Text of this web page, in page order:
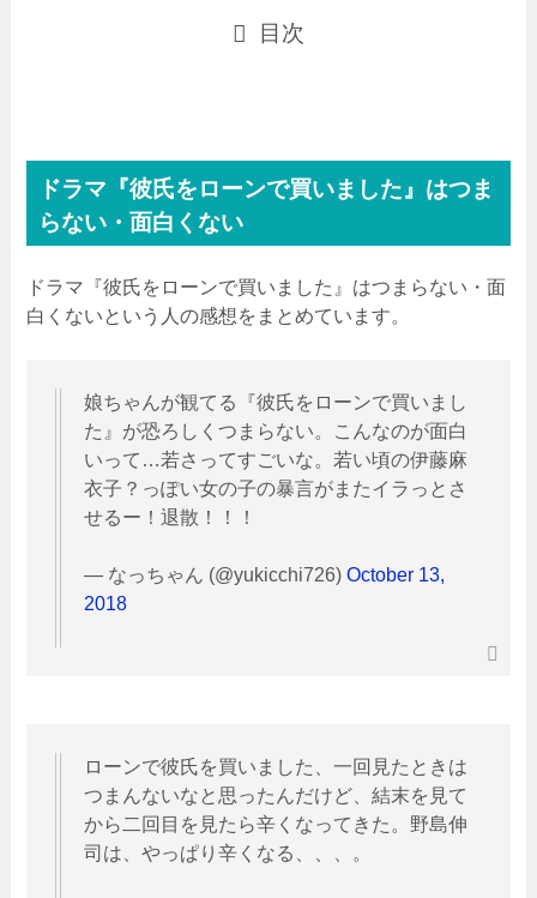
目次
ドラマ『彼氏をローンで買いました』はつま
らない・面白くない
ドラマ『彼氏をローンで買いました』はつまらない・面
白くないという人の感想をまとめています。
娘ちゃんが観てる『彼氏をローンで買いまし
た』が恐ろしくつまらない。こんなのが面白
いって…若さってすごいな。若い頃の伊藤麻
衣子？っぽい女の子の暴言がまたイラっとさ
せるー！退散！！！
— なっちゃん (@yukicchi726)October 13,
2018
ローンで彼氏を買いました、一回見たときは
つまんないなと思ったんだけど、結末を見て
から二回目を見たら辛くなってきた。野島伸
司は、やっぱり辛くなる、、、。